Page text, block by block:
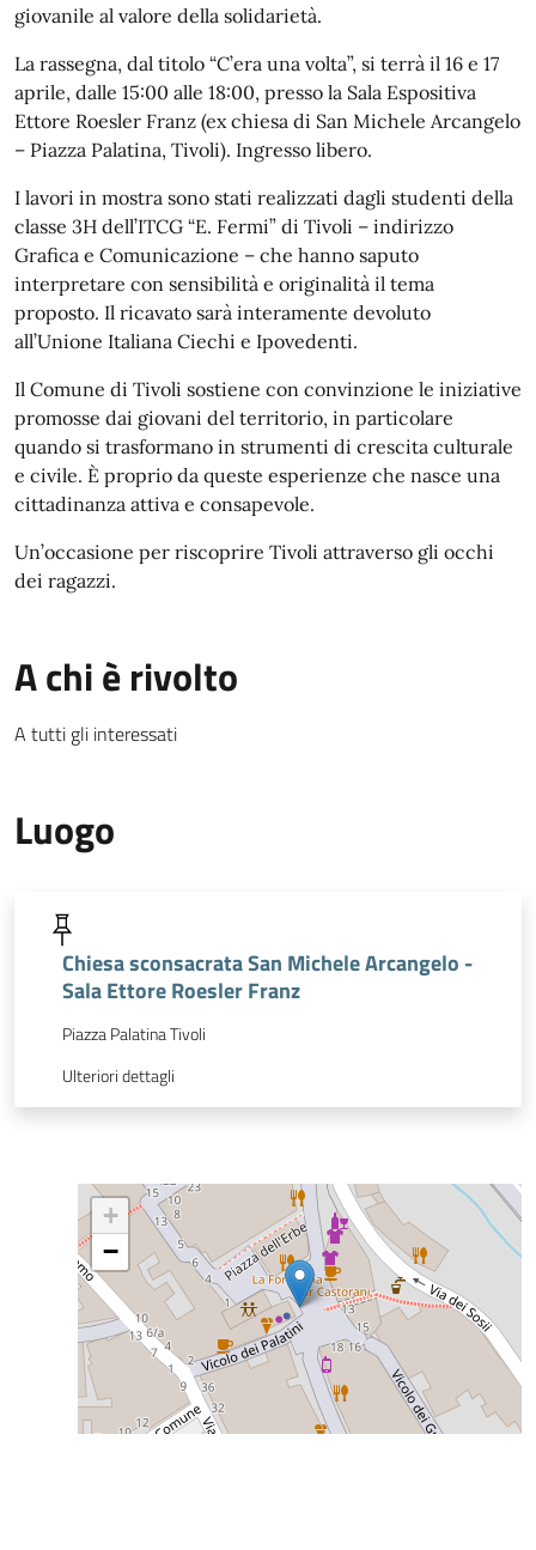
giovanile al valore della solidarietà.
La rassegna, dal titolo “C’era una volta”, si terrà il 16 e 17
aprile, dalle 15:00 alle 18:00, presso la Sala Espositiva
Ettore Roesler Franz (ex chiesa di San Michele Arcangelo
– Piazza Palatina, Tivoli). Ingresso libero.
I lavori in mostra sono stati realizzati dagli studenti della
classe 3H dell’ITCG “E. Fermi” di Tivoli – indirizzo
Grafica e Comunicazione – che hanno saputo
interpretare con sensibilità e originalità il tema
proposto. Il ricavato sarà interamente devoluto
all’Unione Italiana Ciechi e Ipovedenti.
Il Comune di Tivoli sostiene con convinzione le iniziative
promosse dai giovani del territorio, in particolare
quando si trasformano in strumenti di crescita culturale
e civile. È proprio da queste esperienze che nasce una
cittadinanza attiva e consapevole.
Un’occasione per riscoprire Tivoli attraverso gli occhi
dei ragazzi.
A chi è rivolto
A tutti gli interessati
Luogo
Chiesa sconsacrata San Michele Arcangelo -
Sala Ettore Roesler Franz
Piazza Palatina Tivoli
Ulteriori dettagli
+
−